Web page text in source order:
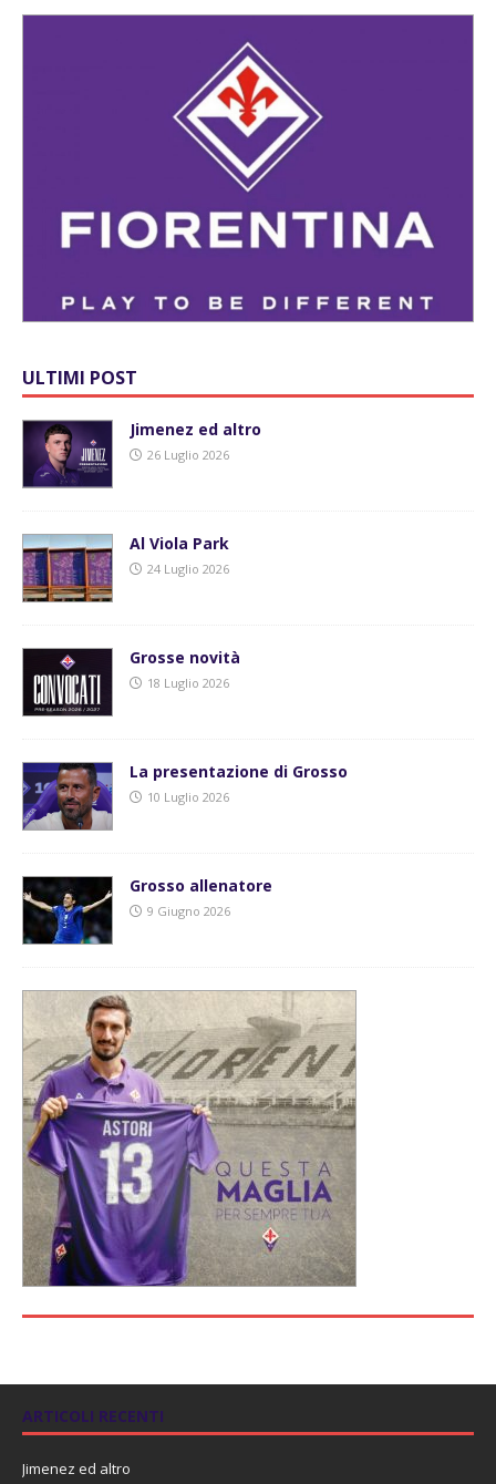
ULTIMI POST
Jimenez ed altro
26 Luglio 2026
Al Viola Park
24 Luglio 2026
Grosse novità
18 Luglio 2026
La presentazione di Grosso
10 Luglio 2026
Grosso allenatore
9 Giugno 2026
ARTICOLI RECENTI
Jimenez ed altro